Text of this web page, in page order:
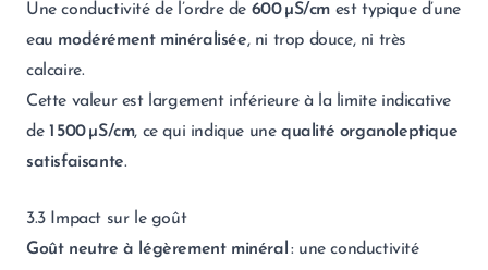
Une conductivité de l’ordre de 600 µS/cm est typique d’une
eau modérément minéralisée, ni trop douce, ni très
calcaire.
Cette valeur est largement inférieure à la limite indicative
de 1 500 µS/cm, ce qui indique unequalité organoleptique
satisfaisante.
3.3 Impact sur le goût
Goût neutre à légèrement minéral : une conductivité